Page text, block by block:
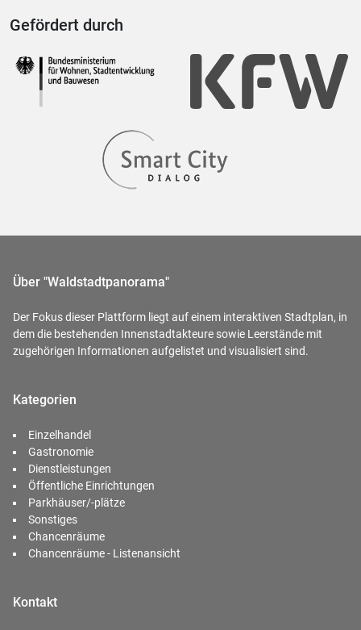
Gefördert durch
Über "Waldstadtpanorama"
Der Fokus dieser Plattform liegt auf einem interaktiven Stadtplan, in
dem die bestehenden Innenstadtakteure sowie Leerstände mit
zugehörigen Informationen aufgelistet und visualisiert sind.
Kategorien
Einzelhandel
Gastronomie
Dienstleistungen
Öffentliche Einrichtungen
Parkhäuser/-plätze
Sonstiges
Chancenräume
Chancenräume - Listenansicht
Kontakt